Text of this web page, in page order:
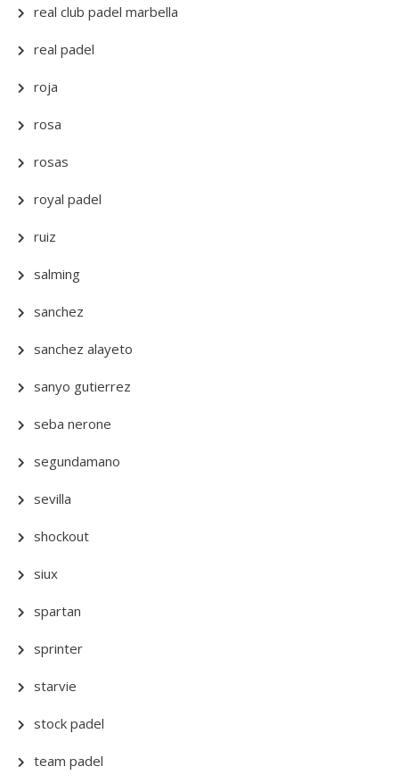
real club padel marbella
real padel
roja
rosa
rosas
royal padel
ruiz
salming
sanchez
sanchez alayeto
sanyo gutierrez
seba nerone
segundamano
sevilla
shockout
siux
spartan
sprinter
starvie
stock padel
team padel